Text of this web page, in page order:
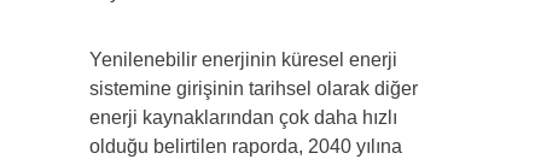
Yenilenebilir enerjinin küresel enerji
sistemine girişinin tarihsel olarak diğer
enerji kaynaklarından çok daha hızlı
olduğu belirtilen raporda, 2040 yılına